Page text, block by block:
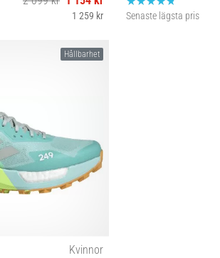
1 259 kr Senaste lägsta pris
Hållbarhet
Kvinnor